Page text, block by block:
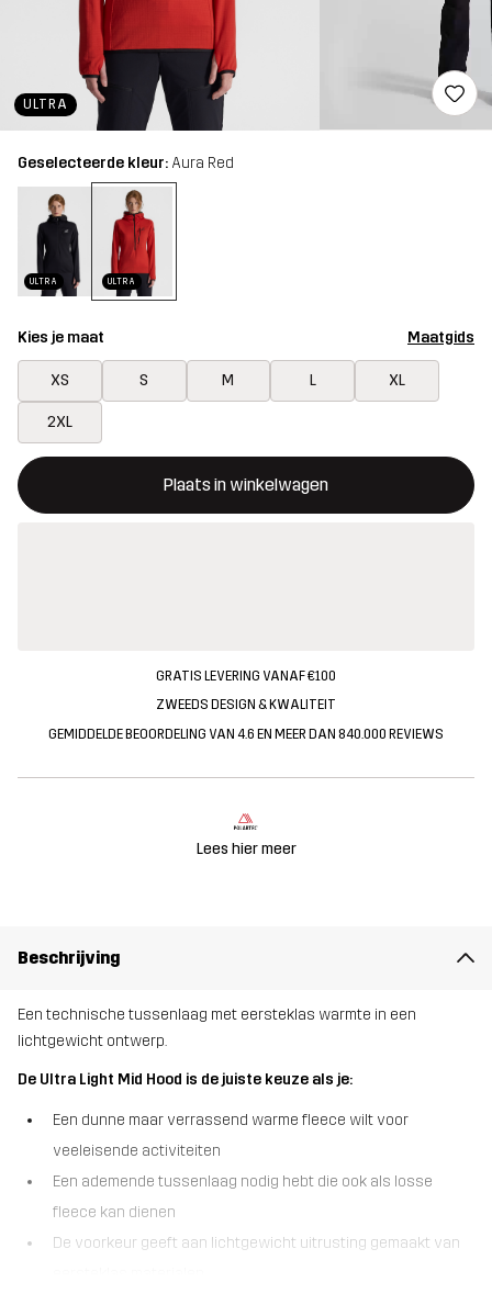
ULTRA
Geselecteerde kleur: Aura Red
ULTRA ULTRA
Kies je maat Maatgids
XS S M L XL
2XL
Plaats in winkelwagen
Deze knop opent een modal met de bevestiging van een
{{size}} niet beschikbaar
GRATIS LEVERING VANAF €100
ZWEEDS DESIGN & KWALITEIT
GEMIDDELDE BEOORDELING VAN 4.6 EN MEER DAN 840.000 REVIEWS
Lees hier meer
Beschrijving
Een technische tussenlaag met eersteklas warmte in een
lichtgewicht ontwerp.
De Ultra Light Mid Hood is de juiste keuze als je:
Een dunne maar verrassend warme fleece wilt voor
veeleisende activiteiten
Een ademende tussenlaag nodig hebt die ook als losse
fleece kan dienen
De voorkeur geeft aan lichtgewicht uitrusting gemaakt van